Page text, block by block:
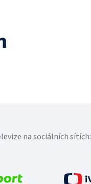
na sociálních sítích: